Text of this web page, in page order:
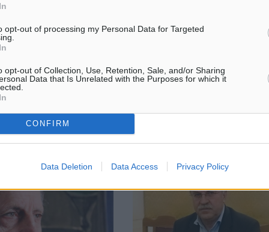
opt-out of processing my Personal Data for Targeted
opt-out of Collection, Use, Retention, Sale, and/or Sharing
Data that Is Unrelated with the Purposes for which it
CONFIRM
Data Deletion Data Access Privacy Policy
Αυστρία απαγόρευσε το
δημόσια κτίρια το 2005,
του μέτρου τα
χρόνια γνώρισε πολλές
στους χώρους εργασίας
Αύξηση της συνεισφοράς των
μελών της ΕΕ στα κοινοτικά
Βρετανίας, εκτιμά ο ευρωπαίος
επίτροπος Προϋπολογισμού